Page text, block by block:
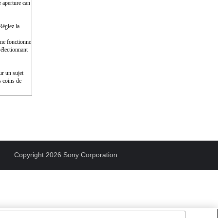
can
la
fonctionne
un sujet
coins de
Copyright 2026 Sony Corporation